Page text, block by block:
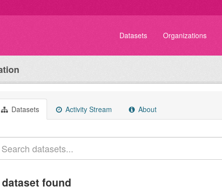
Datasets Organizations
Datasets Activity Stream About
dataset found